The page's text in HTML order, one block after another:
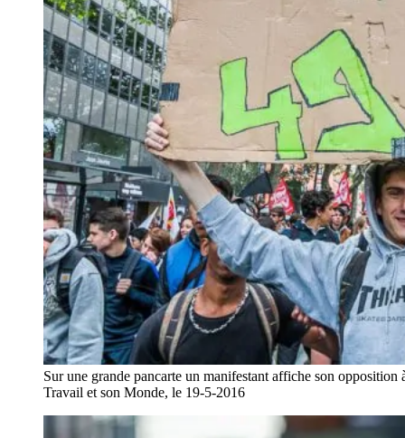
Sur une grande pancarte un manifestant affiche son
Travail et son Monde, le 19-5-2016